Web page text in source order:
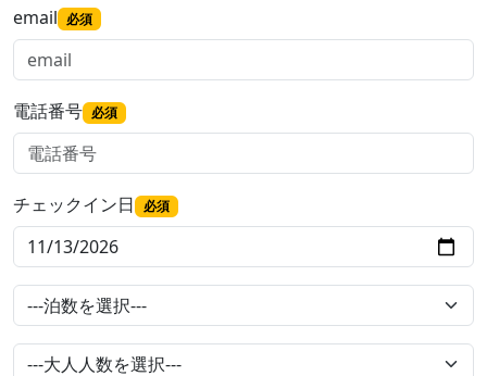
email 必須
電話番号 必須
チェックイン日 必須